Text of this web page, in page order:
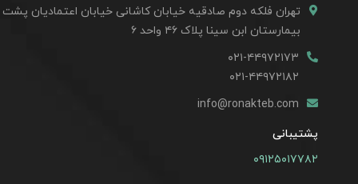
تهران فلکه دوم صادقیه خیابان کاشانی خیابان اعتمادیان پشت
بیمارستان ابن سینا پلاک ۴۶ واحد ۶
۰۲۱-۴۴۹۷۲۱۷۳
۰۲۱-۴۴۹۷۲۱۸۲
info@ronakteb.com
پشتیبانی
۰۹۱۲۵۰۱۷۷۸۲